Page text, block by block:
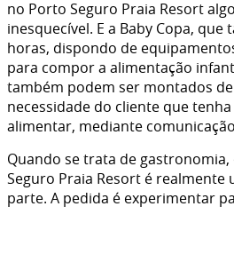
no Porto Seguro Praia Resort
inesquecível. E a Baby Copa,
horas, dispondo de
para compor a alimentação
também podem ser montados
necessidade do cliente que
alimentar, mediante
Quando se trata de
Seguro Praia Resort é realmente
parte. A pedida é experimentar